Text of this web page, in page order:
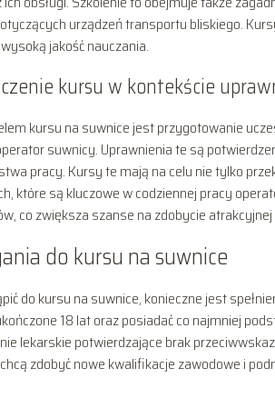
urządzeń transportu bliskiego.
jakość nauczania.
kursu w kontekście
kursu na suwnice jest przygotowanie
suwnicy. Uprawnienia te są
pracy. Kursy te mają na celu nie tylko
które są kluczowe w codziennej pracy
co zwiększa szanse na zdobycie
do kursu na suwnice
do kursu na suwnice, konieczne jest
18 lat oraz posiadać co najmniej
lekarskie potwierdzające brak
zdobyć nowe kwalifikacje zawodowe i